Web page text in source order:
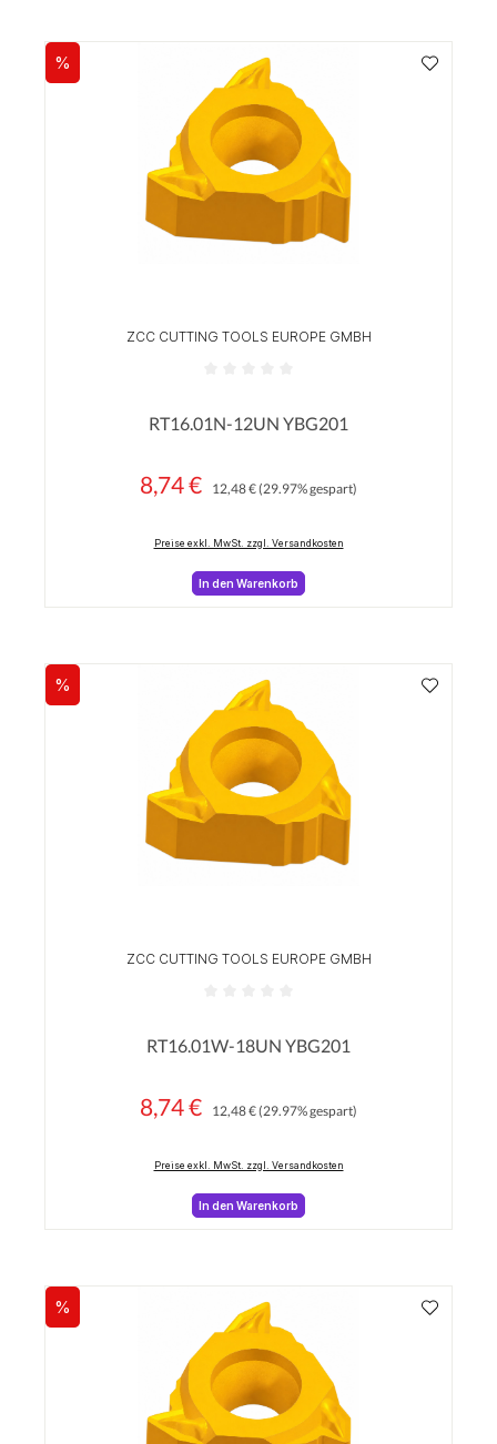
Rabatt
%
ZCC CUTTING TOOLS EUROPE GMBH
RT16.01N-12UN YBG201
Verkaufspreis:
8,74 € 12,48 €(29.97% gespart)
Preise exkl. MwSt. zzgl. Versandkosten
In den Warenkorb
Rabatt
%
ZCC CUTTING TOOLS EUROPE GMBH
RT16.01W-18UN YBG201
Verkaufspreis:
8,74 € 12,48 €(29.97% gespart)
Preise exkl. MwSt. zzgl. Versandkosten
In den Warenkorb
Rabatt
%